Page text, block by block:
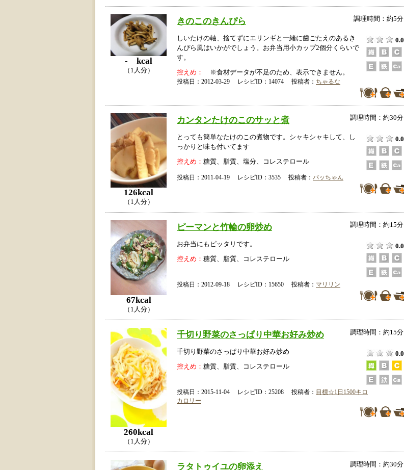
- kcal
（1人分）
きのこのきんぴら 調理時間：約5分
しいたけの軸、捨てずにエリンギと一緒に歯ごたえのあるき
んぴら風はいかがでしょう。お弁当用小カップ2個分くらいで
す。
0.0
控えめ： ※食材データが不足のため、表示できません。
投稿日：2012-03-29 レシピID：14074 投稿者： ちゃるな
126kcal
（1人分）
カンタンたけのこのサッと煮 調理時間：約30分
とっても簡単なたけのこの煮物です。シャキシャキして、し
っかりと味も付いてます
0.0
控えめ： 糖質、脂質、塩分、コレステロール
投稿日：2011-04-19 レシピID：3535 投稿者： パッちゃん
67kcal
（1人分）
ピーマンと竹輪の卵炒め 調理時間：約15分
お弁当にもピッタリです。
0.0
控えめ： 糖質、脂質、コレステロール
投稿日：2012-09-18 レシピID：15650 投稿者： マリリン
260kcal
（1人分）
千切り野菜のさっぱり中華お好み炒め 調理時間：約15分
千切り野菜のさっぱり中華お好み炒め
0.0
控えめ： 糖質、脂質、コレステロール
投稿日：2015-11-04 レシピID：25208 投稿者： 目標☆1日1500キロ
カロリー
ラタトゥイユの卵添え 調理時間：約30分